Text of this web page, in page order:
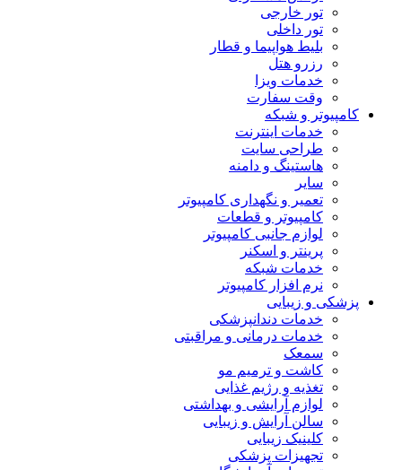
تور خارجی
تور داخلی
بلیط هواپیما و قطار
رزرو هتل
خدمات ویزا
وقت سفارت
کامپیوتر و شبکه
خدمات اینترنت
طراحی سایت
هاستینگ و دامنه
سایر
تعمیر و نگهداری کامپیوتر
کامپیوتر و قطعات
لوازم جانبی کامپیوتر
پرینتر و اسکنر
خدمات شبکه
نرم افزار کامپیوتر
پزشکی و زیبایی
خدمات دندانپزشکی
خدمات درمانی و مراقبتی
سمعک
کاشت و ترمیم مو
تغذیه و رژیم غذایی
لوازم آرایشی و بهداشتی
سالن آرایش و زیبایی
کلینیک زیبایی
تجهیزات پزشکی